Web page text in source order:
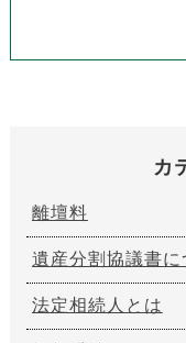
カ
離壇料
遺産分割協議書に
法定相続人とは